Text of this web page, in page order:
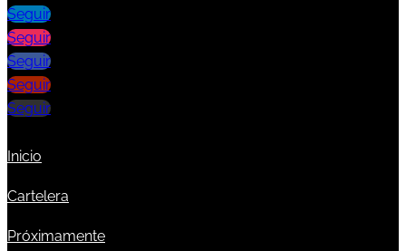
Seguir
Seguir
Seguir
Seguir
Seguir
Inicio
Cartelera
Próximamente